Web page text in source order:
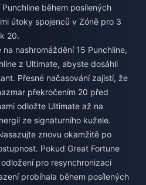
během posílených
útoky spojenců v Zóně pro 3
20.
na nashromáždění 15 Punchline,
z Ultimate, abyste dosáhli
Přesné načasování zajistí, že
překročením 20 před
odložte Ultimate až na
ze signaturního kužele.
znovu okamžitě po
Pokud Great Fortune
pro resynchronizaci
probíhala během posílených